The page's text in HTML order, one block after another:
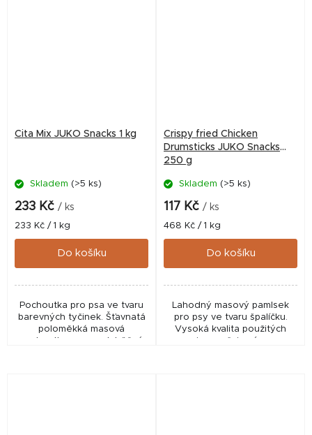
Cita Mix JUKO Snacks 1 kg
Skladem (>5 ks)
233 Kč / ks
Měrná
cena:
233 Kč / 1 kg
Do košíku
Pochoutka pro psa ve tvaru
barevných tyčinek. Šťavnatá
poloměkká masová
Crispy fried Chicken
Drumsticks JUKO Snacks
250 g
Skladem (>5 ks)
117 Kč / ks
Měrná
cena:
468 Kč / 1 kg
Do košíku
Lahodný masový pamlsek
pro psy ve tvaru špalíčku.
Vysoká kvalita použitých